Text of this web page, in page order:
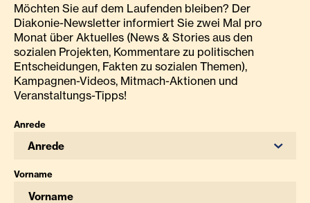
Möchten Sie auf dem Laufenden bleiben? Der
Diakonie-Newsletter informiert Sie zwei Mal pro
Monat über Aktuelles (News & Stories aus den
sozialen Projekten, Kommentare zu politischen
Entscheidungen, Fakten zu sozialen Themen),
Kampagnen-Videos, Mitmach-Aktionen und
Veranstaltungs-Tipps!
Anrede
Anrede
Vorname